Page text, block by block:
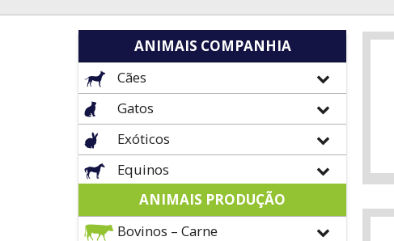
ANIMAIS COMPANHIA
Cães
Gatos
Exóticos
Equinos
ANIMAIS PRODUÇÃO
Bovinos – Carne